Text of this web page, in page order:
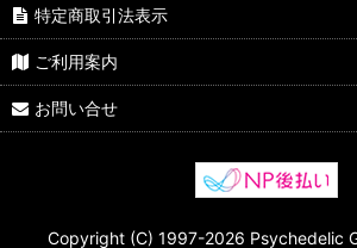
特定商取引法表示
ご利用案内
お問い合せ
Copyright (C) 1997-2026 Psychedelic